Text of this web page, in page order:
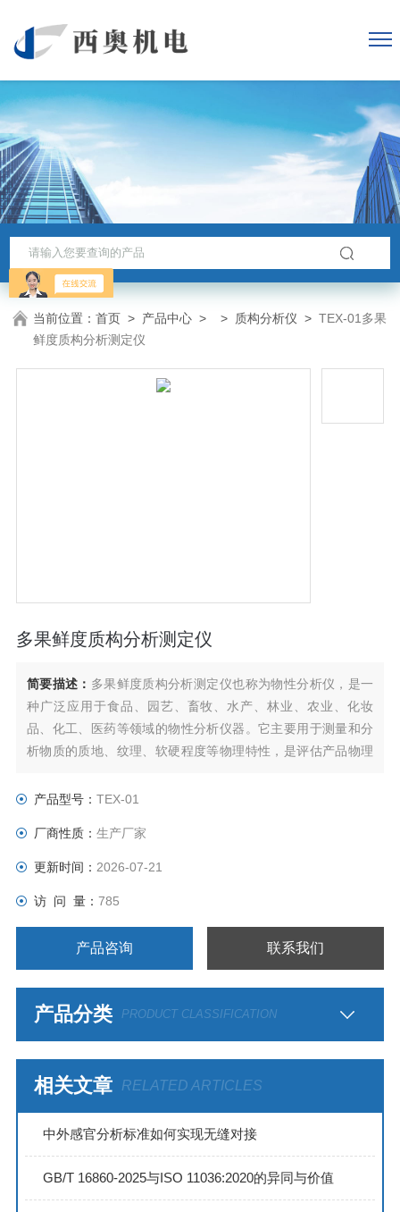
当前位置：首页 > 产品中心 > > 质构分析仪 >TEX-01多果
鲜度质构分析测定仪
多果鲜度质构分析测定仪
简要描述： 多果鲜度质构分析测定仪​​​​也称为物性分析仪，是一
种广泛应用于食品、园艺、畜牧、水产、林业、农业、化妆
品、化工、医药等领域的物性分析仪器。它主要用于测量和分
析物质的质地、纹理、软硬程度等物理特性，是评估产品物理
产品型号： TEX-01
厂商性质： 生产厂家
更新时间： 2026-07-21
访 问 量： 785
产品咨询 联系我们
产品分类 PRODUCT CLASSIFICATION
相关文章 RELATED ARTICLES
中外感官分析标准如何实现无缝对接
GB/T 16860-2025与ISO 11036:2020的异同与价值